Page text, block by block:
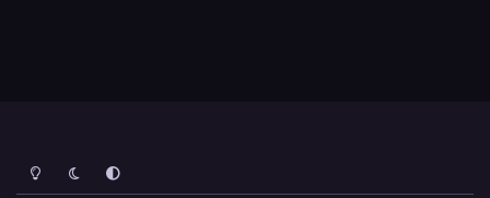
Heller ModusDunkler ModusSystemeinstellung